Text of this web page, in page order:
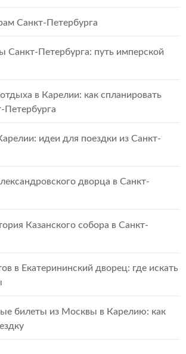
Санкт-Петербурга
Санкт-Петербурга: путь имперской
в Карелии: как спланировать
Петербурга
идеи для поездки из Санкт-
дворца в Санкт-
Казанского собора в Санкт-
в Екатерининский дворец: где искать
билеты из Москвы в Карелию: как